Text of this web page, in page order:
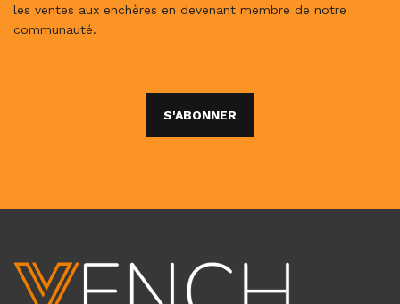
les ventes aux enchères en devenant membre de notre
communauté.
S'ABONNER